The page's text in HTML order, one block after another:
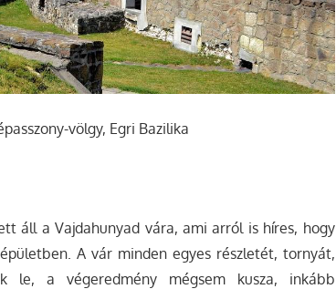
völgy, Egri Bazilika
áll a Vajdahunyad vára, ami arról is híres, hogy
A vár minden egyes részletét, tornyát,
le, a végeredmény mégsem kusza, inkább